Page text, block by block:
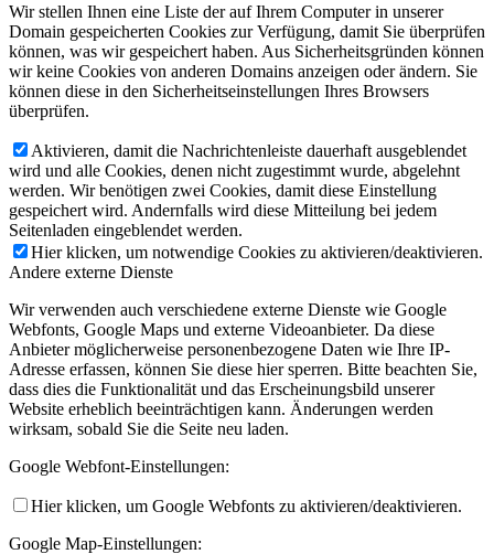
Wir stellen Ihnen eine Liste der auf Ihrem Computer in unserer
Domain gespeicherten Cookies zur Verfügung, damit Sie überprüfen
können, was wir gespeichert haben. Aus Sicherheitsgründen können
wir keine Cookies von anderen Domains anzeigen oder ändern. Sie
können diese in den Sicherheitseinstellungen Ihres Browsers
überprüfen.
Aktivieren, damit die Nachrichtenleiste dauerhaft ausgeblendet
wird und alle Cookies, denen nicht zugestimmt wurde, abgelehnt
werden. Wir benötigen zwei Cookies, damit diese Einstellung
gespeichert wird. Andernfalls wird diese Mitteilung bei jedem
Seitenladen eingeblendet werden.
Hier klicken, um notwendige Cookies zu aktivieren/deaktivieren.
Andere externe Dienste
Wir verwenden auch verschiedene externe Dienste wie Google
Webfonts, Google Maps und externe Videoanbieter. Da diese
Anbieter möglicherweise personenbezogene Daten wie Ihre IP-
Adresse erfassen, können Sie diese hier sperren. Bitte beachten Sie,
dass dies die Funktionalität und das Erscheinungsbild unserer
Website erheblich beeinträchtigen kann. Änderungen werden
wirksam, sobald Sie die Seite neu laden.
Google Webfont-Einstellungen:
Hier klicken, um Google Webfonts zu aktivieren/deaktivieren.
Google Map-Einstellungen: